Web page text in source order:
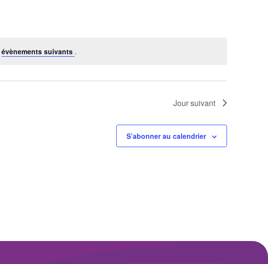
évènements suivants .
Jour suivant
S’abonner au calendrier